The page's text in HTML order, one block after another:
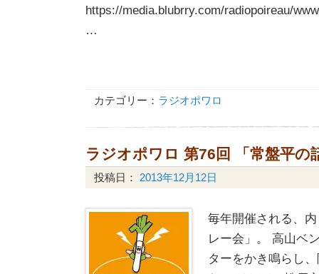
https://media.blubrry.com/radiopoireau/
…
カテゴリー： ラジオポワロ
ラジオポワロ 第76回 「常盤平の
投稿日： 2013年12月12日
毎年開催される、
レー会」。 高山ベ
ターをかき鳴らし